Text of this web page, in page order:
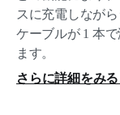
スに充電しなが
ケーブルが 1 本
ます。
さらに詳細をみる